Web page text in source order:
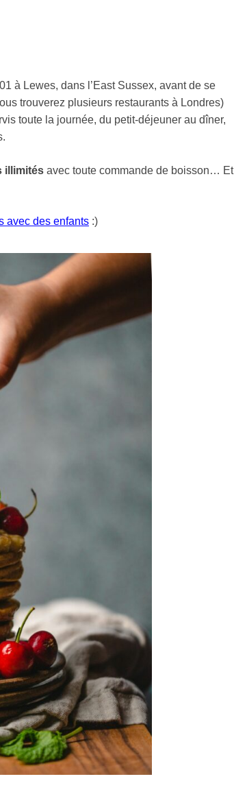
à Lewes, dans l’East Sussex, avant de se
trouverez plusieurs restaurants à Londres)
toute la journée, du petit-déjeuner au dîner,
illimités avec toute commande de boisson… Et
avec des enfants :)